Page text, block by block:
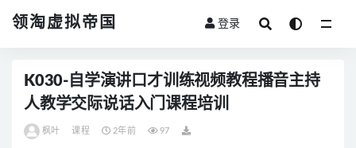
领淘虚拟帝国 登录
K030-自学演讲口才训练视频教程播音主持
人教学交际说话入门课程培训
枫叶 课程 2年前 97